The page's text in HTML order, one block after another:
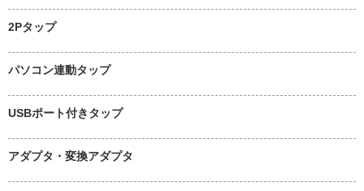
2Pタップ
パソコン連動タップ
USBポート付きタップ
アダプタ・変換アダプタ